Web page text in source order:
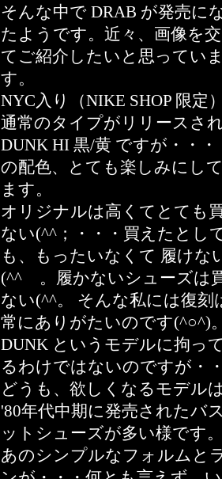
そんな中で DRAB が発売に
たようです。近々、画像を
てご紹介したいと思ってい
す。
NYC入り（NIKE SHOP 限定
通常のタイプがリリースさ
DUNK HI 黒/黄 ですが・・・
の配色、とても楽しみにし
ます。
オリジナルは高くてとても
ない(^^；・・・買えたとし
も、もったいなくて 履けな
(^^ゞ。履かないシューズは
ない(^^。 そんな私には復刻
常にありがたいのです(^○^)
DUNK というモデルに拘っ
るわけではないのですが・
どうも、欲しくなるモデル
'80年代中期に発売されたバ
ットシューズが多い様です
あのシンプルなフォルムと